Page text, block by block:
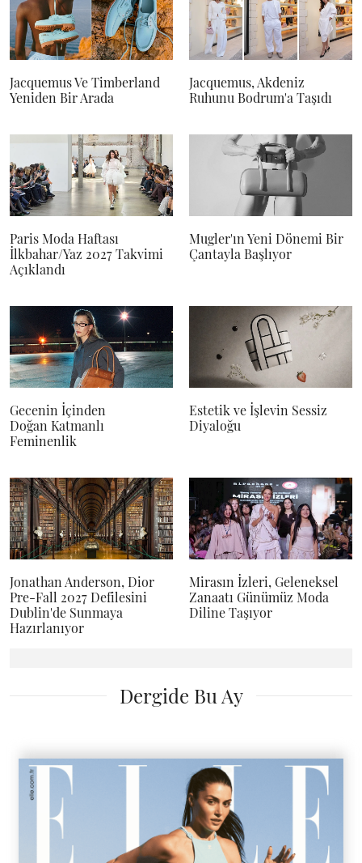
Jacquemus Ve Timberland
Yeniden Bir Arada
Jacquemus, Akdeniz
Ruhunu Bodrum'a Taşıdı
Paris Moda Haftası
İlkbahar/Yaz 2027 Takvimi
Açıklandı
Mugler'ın Yeni Dönemi Bir
Çantayla Başlıyor
Gecenin İçinden
Doğan Katmanlı
Feminenlik
Estetik ve İşlevin Sessiz
Diyaloğu
Jonathan Anderson, Dior
Pre-Fall 2027 Defilesini
Dublin'de Sunmaya
Hazırlanıyor
Mirasın İzleri, Geleneksel
Zanaatı Günümüz Moda
Diline Taşıyor
Dergide Bu Ay